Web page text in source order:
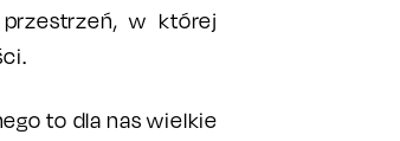
w której
to dla nas wielkie